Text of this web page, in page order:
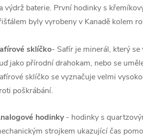
výdrž baterie. První hodinky s
byly vyrobeny v Kanadě kolem
sklíčko- Safír je minerál, který se
jako přírodní drahokam, nebo se
sklíčko se vyznačuje velmi
poškrábání.
hodinky- hodinky s
strojkem ukazující čas